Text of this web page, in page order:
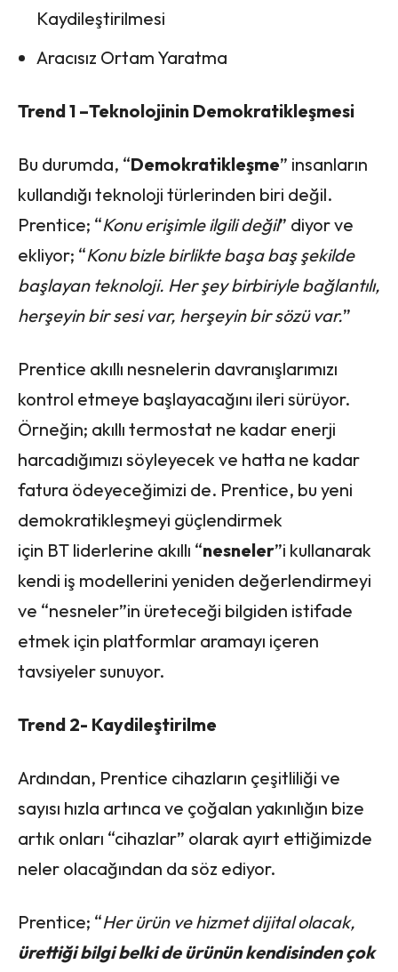
Kaydileştirilmesi
Aracısız Ortam Yaratma
Trend 1 –Teknolojinin Demokratikleşmesi
Bu durumda, “Demokratikleşme” insanların
kullandığı teknoloji türlerinden biri değil.
Prentice; “Konu erişimle ilgili değil” diyor ve
ekliyor; “Konu bizle birlikte başa baş şekilde
başlayan teknoloji. Her şey birbiriyle bağlantılı,
herşeyin bir sesi var, herşeyin bir sözü var.”
Prentice akıllı nesnelerin davranışlarımızı
kontrol etmeye başlayacağını ileri sürüyor.
Örneğin; akıllı termostat ne kadar enerji
harcadığımızı söyleyecek ve hatta ne kadar
fatura ödeyeceğimizi de. Prentice, bu yeni
demokratikleşmeyi güçlendirmek
için BT liderlerine akıllı “nesneler”i kullanarak
kendi iş modellerini yeniden değerlendirmeyi
ve “nesneler”in üreteceği bilgiden istifade
etmek için platformlar aramayı içeren
tavsiyeler sunuyor.
Trend 2- Kaydileştirilme
Ardından, Prentice cihazların çeşitliliği ve
sayısı hızla artınca ve çoğalan yakınlığın bize
artık onları “cihazlar” olarak ayırt ettiğimizde
neler olacağından da söz ediyor.
Prentice; “Her ürün ve hizmet dijital olacak,
ürettiği bilgi belki de ürünün kendisinden çok